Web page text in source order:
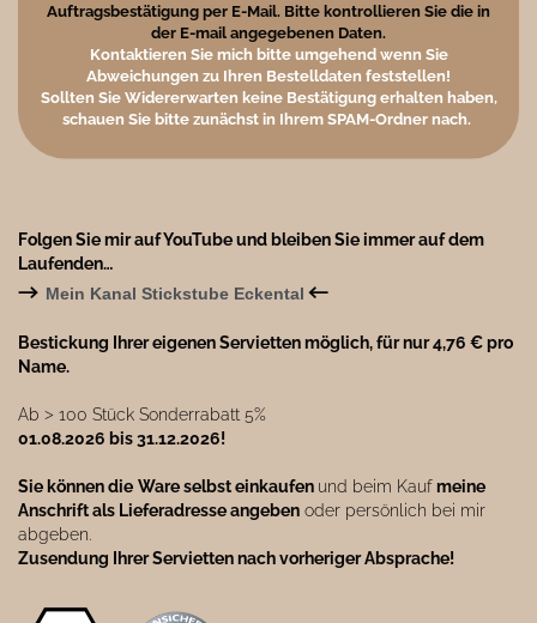
Auftragsbestätigung per E-Mail. Bitte kontrollieren Sie die in
der E-mail angegebenen Daten.
Kontaktieren Sie mich bitte umgehend wenn Sie
Abweichungen zu Ihren Bestelldaten feststellen!
Sollten Sie Widererwarten keine Bestätigung erhalten haben,
schauen Sie bitte zunächst in Ihrem SPAM-Ordner nach.
Folgen Sie mir auf YouTube und bleiben Sie immer auf dem
Laufenden…
→ Mein Kanal Stickstube Eckental ←
Bestickung Ihrer eigenen Servietten möglich, für nur 4,76 € pro
Name.
Ab ˃ 100 Stück Sonderrabatt 5%
01.08.2026 bis 31.12.2026!
Sie können die Ware selbst einkaufen und beim Kaufmeine
Anschrift als Lieferadresse angeben oder persönlich bei mir
abgeben.
Zusendung Ihrer Servietten nach vorheriger Absprache!